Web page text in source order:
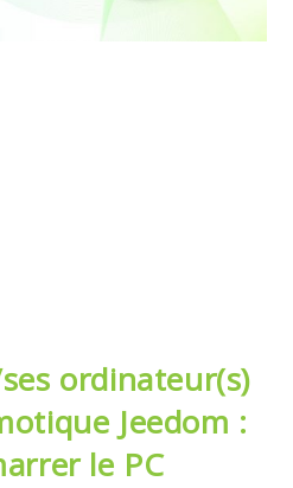
ordinateur(s)
Jeedom :
le PC